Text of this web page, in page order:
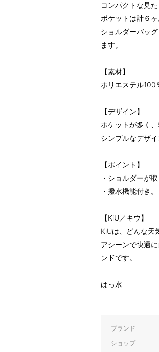
コンパクトな見
ポケットは計６
ショルダーバッ
ます。
【素材】
ポリエステル100
【デザイン】
ポケットが多く
シンプルなデザ
【ポイント】
・ショルダーが
・撥水機能付き。
【KiU／キウ】
KiUは、どんな天
アシーンで快適
ンドです。
はっ水
ブランド
ショップ